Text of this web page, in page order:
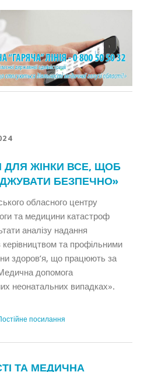
ЖІНКИ ВСЕ, ЩОБ
БЕЗПЕЧНО»
обласного центру
та медицини катастроф
аналізу надання
керівництвом та профільними
здоров’я, що працюють за
допомога
неонатальних випадках».
посилання
ТА МЕДИЧНА